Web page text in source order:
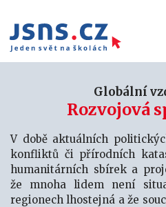
Globální
Rozvojová
V době aktuálních
konfliktů či přírodních
humanitárních sbírek a
že mnoha lidem není
regionech lhostejná a že